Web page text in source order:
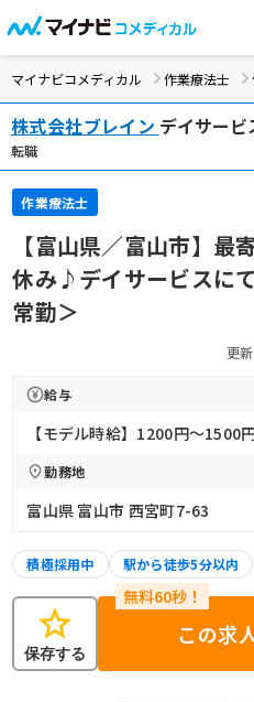
マイナビコメディカル 作業療法士
株式会社ブレイン デイサー
転職
作業療法士
【富山県／富山市】最
休み♪デイサービスに
常勤＞
更
給与
【モデル時給】1200円〜1500
勤務地
富山県 富山市 西宮町7-63
積極採用中 駅から徒歩5分以内
star
保存する
この求